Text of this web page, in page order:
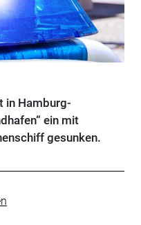
in Hamburg-
ein mit
gesunken.